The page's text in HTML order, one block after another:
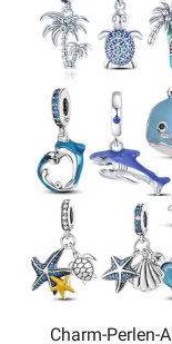
Charm-Perlen-